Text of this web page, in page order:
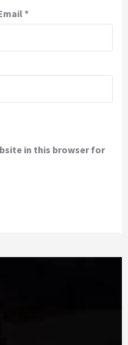
*
in this browser for